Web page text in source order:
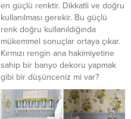
en güçlü renktir. Dikkatli ve doğru
kullanılması gerekir. Bu güçlü
renk doğru kullanıldığında
mükemmel sonuçlar ortaya çıkar.
Kırmızı rengin ana hakimiyetine
sahip bir banyo dekoru yapmak
gibi bir düşünceniz mi var?
Bugün sizlerle kırmızı banyo
dekorasyon örneklerini
paylaşacağız. Bir birinden güzel